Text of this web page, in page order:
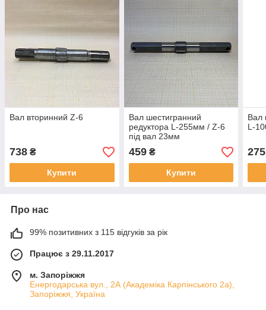
Вал вторинний Z-6
738 ₴
Купити
Вал шестигранний
редуктора L-255мм / Z-6
під вал 23мм
459₴
Купити
Вал
L-
275
Про нас
99% позитивних з 115 відгуків за рік
Працює з 29.11.2017
м. Запоріжжя
Енергодарська вул., 2А (Академіка Карпінського 2а),
Запоріжжя, Україна